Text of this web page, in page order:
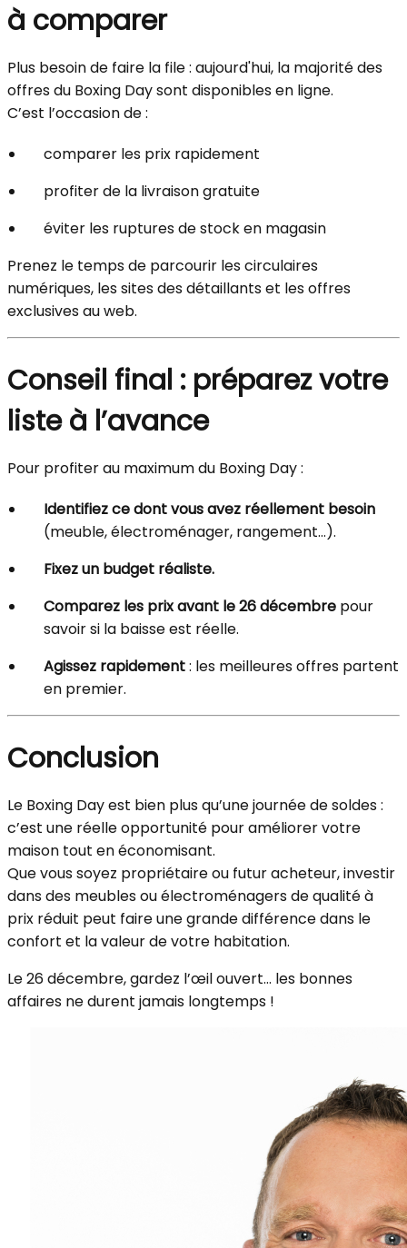
à comparer
Plus besoin de faire la file : aujourd'hui, la majorité des
offres du Boxing Day sont disponibles en ligne.
C’est l’occasion de :
comparer les prix rapidement
profiter de la livraison gratuite
éviter les ruptures de stock en magasin
Prenez le temps de parcourir les circulaires
numériques, les sites des détaillants et les offres
exclusives au web.
Conseil final : préparez votre
liste à l’avance
Pour profiter au maximum du Boxing Day :
Identifiez ce dont vous avez réellement besoin
(meuble, électroménager, rangement…).
Fixez un budget réaliste.
Comparez les prix avant le 26 décembre pour
savoir si la baisse est réelle.
Agissez rapidement: les meilleures offres partent
en premier.
Conclusion
Le Boxing Day est bien plus qu’une journée de soldes :
c’est une réelle opportunité pour améliorer votre
maison tout en économisant.
Que vous soyez propriétaire ou futur acheteur, investir
dans des meubles ou électroménagers de qualité à
prix réduit peut faire une grande différence dans le
confort et la valeur de votre habitation.
Le 26 décembre, gardez l’œil ouvert… les bonnes
affaires ne durent jamais longtemps !